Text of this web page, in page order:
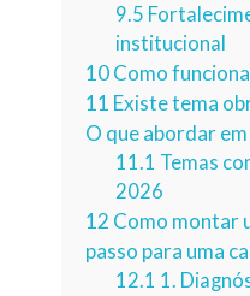
9.5
institucional
10Como
11 Existe tema
O que abordar
11.1 Temas
2026
12 Como montar
passo para uma
12.1 1.